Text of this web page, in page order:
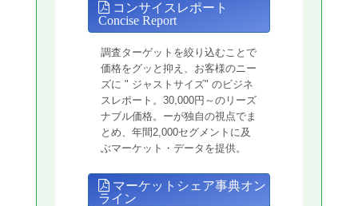
コンサイスレポート
Concise Report
調査ターゲットを絞り込むことで
価格をグッと抑え、お客様のニー
ズに " ジャストサイズ" のビジネ
スレポート。30,000円～のリーズ
ナブル価格。ーが独自の視点でま
とめ、年間2,000セグメントに及
ぶマーケット・データを提供。
マーケットシェア事典オン
ライン